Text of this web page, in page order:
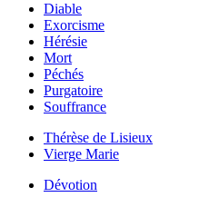
Diable
Exorcisme
Hérésie
Mort
Péchés
Purgatoire
Souffrance
Thérèse de Lisieux
Vierge Marie
Dévotion